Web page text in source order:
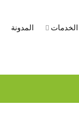
الخدمات المدونة